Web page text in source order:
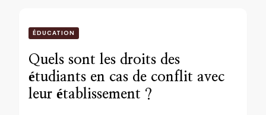
ÉDUCATION
Quels sont les droits des
étudiants en cas de conflit avec
leur établissement ?